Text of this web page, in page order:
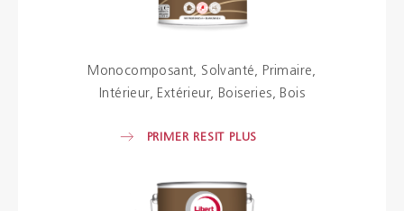
Monocomposant Solvanté
Primaire
Intérieur
Extérieur Boiseries Bois
PRIMER RESIT PLUS